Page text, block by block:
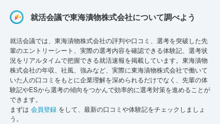
就活会議で東海漬物株式会社について調べよう
就活会議では、東海漬物株式会社の評判や口コミ、選考を突破した先
輩のエントリーシート、実際の選考内容を確認できる体験記、選考状
況をリアルタイムで把握できる就活速報を掲載しています。東海漬物
株式会社の年収、社風、強みなど、実際に東海漬物株式会社で働いて
いた人の口コミをもとに企業理解を深められるだけでなく、先輩の体
験記やESから選考の傾向をつかんで効率的に選考対策を進めることが
できます。
まずは 会員登録 をして、最新の口コミや体験記をチェックしましょ
う。